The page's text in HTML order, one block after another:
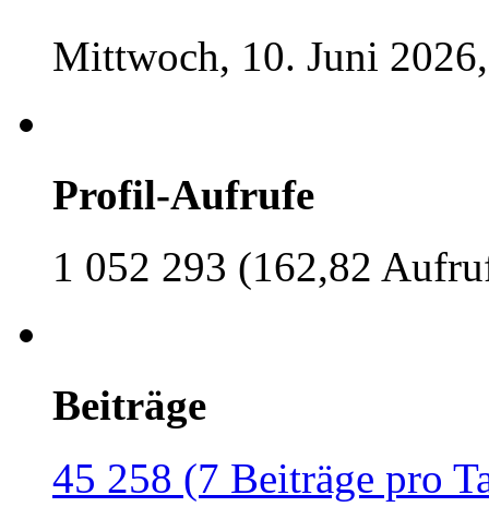
Mittwoch, 10. Juni
Profil-Aufrufe
1 052 293 (162,82
Beiträge
45 258 (7 Beiträge pro